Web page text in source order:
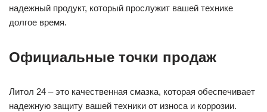
надежный продукт, который прослужит вашей технике
долгое время.
Официальные точки продаж
Литол 24 – это качественная смазка, которая обеспечивает
надежную защиту вашей техники от износа и коррозии.